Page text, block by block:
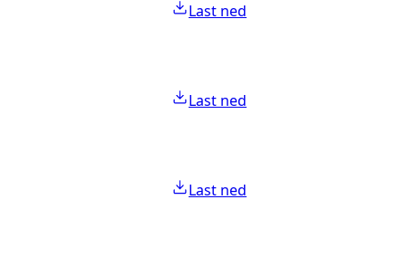
Last ned
Last ned
Last ned